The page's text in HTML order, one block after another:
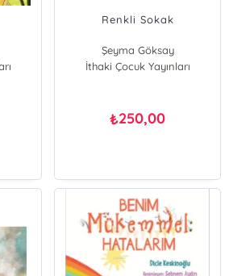
Renkli Sokak
Şeyma Göksay
İthaki Çocuk Yayınları
₺250,00